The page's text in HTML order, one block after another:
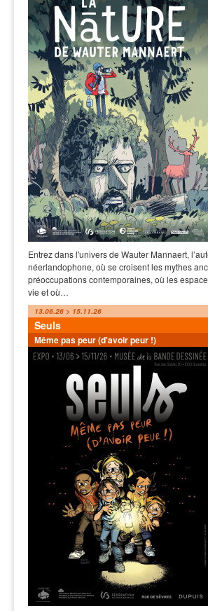
Entrez dans l'univers de Wauter Mannaert,
néerlandophone, où se croisent les mythes
préoccupations contemporaines, où les
vie et où…
13.06.26 > 15.11.26
Seuls
Même pas peur (d'avoir peur !)